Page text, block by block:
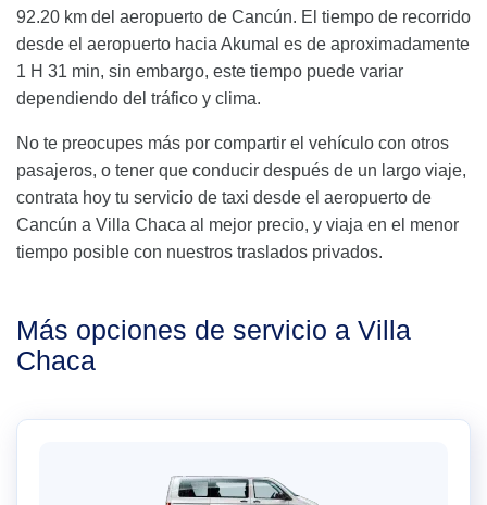
92.20 km del aeropuerto de Cancún. El tiempo de recorrido
desde el aeropuerto hacia Akumal es de aproximadamente
1 H 31 min, sin embargo, este tiempo puede variar
dependiendo del tráfico y clima.
No te preocupes más por compartir el vehículo con otros
pasajeros, o tener que conducir después de un largo viaje,
contrata hoy tu servicio de taxi desde el aeropuerto de
Cancún a Villa Chaca al mejor precio, y viaja en el menor
tiempo posible con nuestros traslados privados.
Más opciones de servicio a Villa
Chaca